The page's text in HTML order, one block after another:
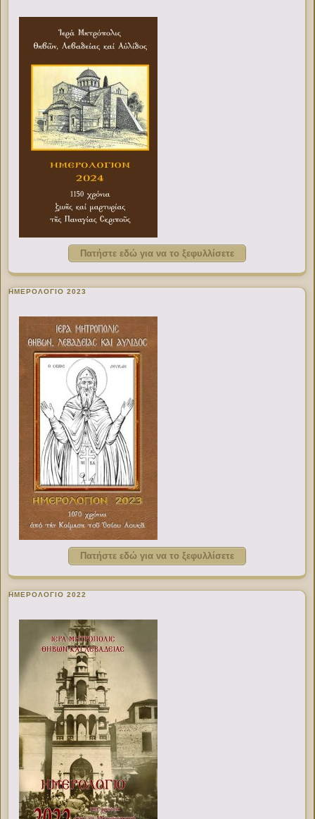
Πατήστε εδώ για να το ξεφυλλίσετε
ΗΜΕΡΟΛΟΓΙΟ 2023
Πατήστε εδώ για να το ξεφυλλίσετε
ΗΜΕΡΟΛΟΓΙΟ 2022